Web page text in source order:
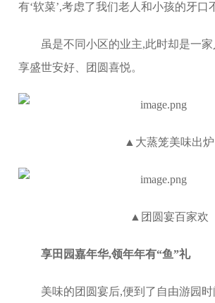
有‘软菜’,考虑了我们老人和小孩的牙口
虽是不同小区的业主,此时却是一
享盛世安好、团圆喜悦。
▲大蒸笼美味出炉
▲团圆宴百家欢
享田园嘉年华,领年年有“鱼”礼
美味的团圆宴后,便到了自由游园